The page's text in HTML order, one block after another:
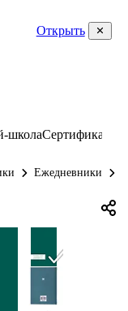
Открыть
школаСертификаты
Ежедневники